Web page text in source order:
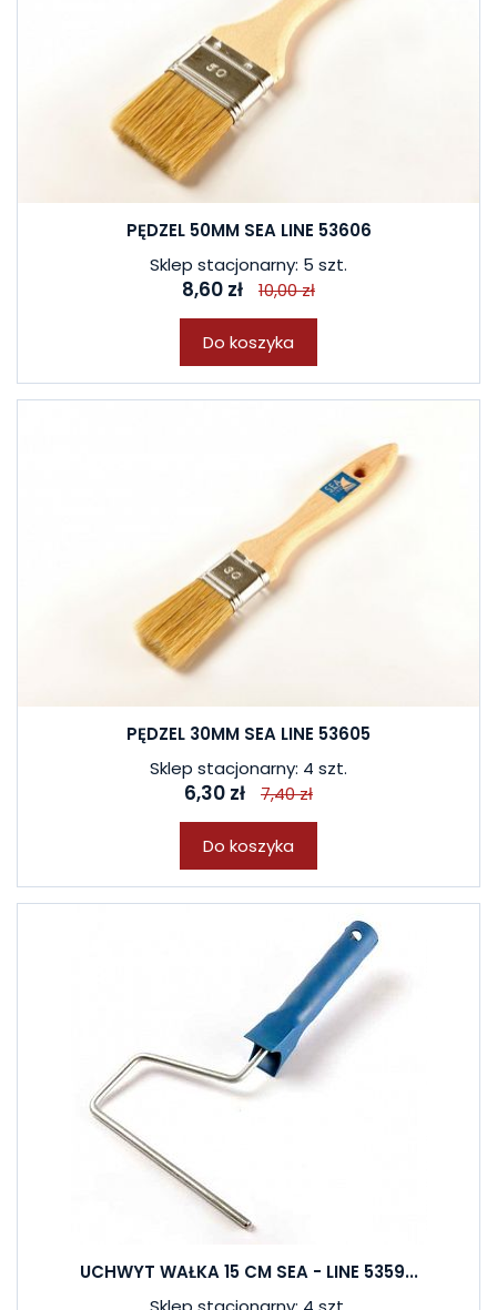
PĘDZEL 50MM SEA LINE 53606
Sklep stacjonarny: 5 szt.
8,60 zł 10,00 zł
Do koszyka
PĘDZEL 30MM SEA LINE 53605
Sklep stacjonarny: 4 szt.
6,30 zł 7,40 zł
Do koszyka
UCHWYT WAŁKA 15 CM SEA - LINE 5359...